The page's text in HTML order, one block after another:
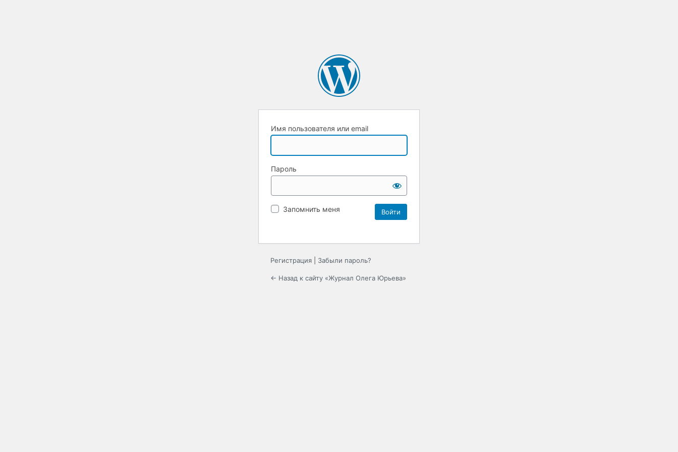
Имя пользователя или email
Пароль
Запомнить меня
Регистрация Забыли пароль?
← Назад к сайту «Журнал Олега Юрьева»